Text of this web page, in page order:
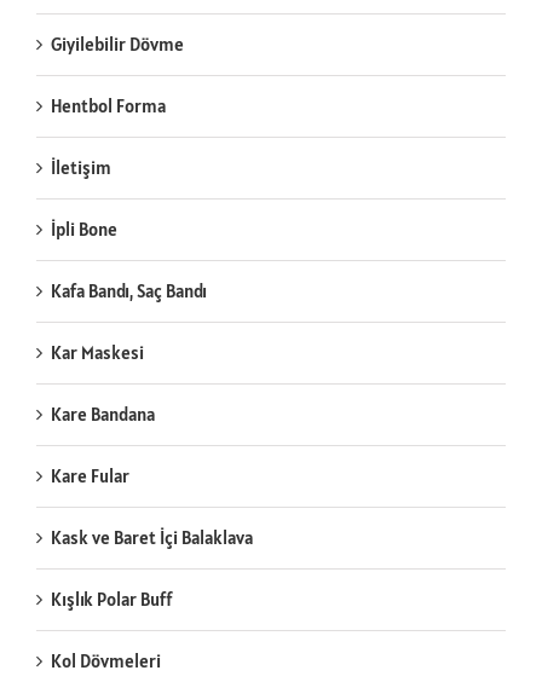
Giyilebilir Dövme
Hentbol Forma
İletişim
İpli Bone
Kafa Bandı, Saç Bandı
Kar Maskesi
Kare Bandana
Kare Fular
Kask ve Baret İçi Balaklava
Kışlık Polar Buff
Kol Dövmeleri